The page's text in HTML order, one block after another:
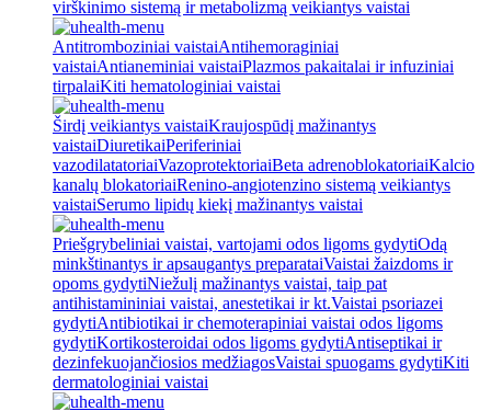
virškinimo sistemą ir metabolizmą veikiantys vaistai
Antitromboziniai vaistaiAntihemoraginiai
vaistaiAntianeminiai vaistaiPlazmos pakaitalai ir infuziniai
tirpalaiKiti hematologiniai vaistai
Širdį veikiantys vaistaiKraujospūdį mažinantys
vaistaiDiuretikaiPeriferiniai
vazodilatatoriaiVazoprotektoriaiBeta adrenoblokatoriaiKalcio
kanalų blokatoriaiRenino-angiotenzino sistemą veikiantys
vaistaiSerumo lipidų kiekį mažinantys vaistai
Priešgrybeliniai vaistai, vartojami odos ligoms gydytiOdą
minkštinantys ir apsaugantys preparataiVaistai žaizdoms ir
opoms gydytiNiežulį mažinantys vaistai, taip pat
antihistamininiai vaistai, anestetikai ir kt.Vaistai psoriazei
gydytiAntibiotikai ir chemoterapiniai vaistai odos ligoms
gydytiKortikosteroidai odos ligoms gydytiAntiseptikai ir
dezinfekuojančiosios medžiagosVaistai spuogams gydytiKiti
dermatologiniai vaistai